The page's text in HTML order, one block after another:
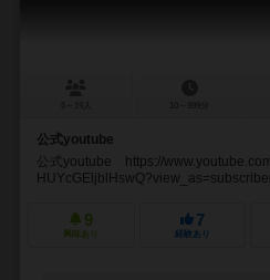
公式youtube
公式youtube https://
HUYcGEljblHswQ?view_as=subscriber
9
興味あり
7
経験あり